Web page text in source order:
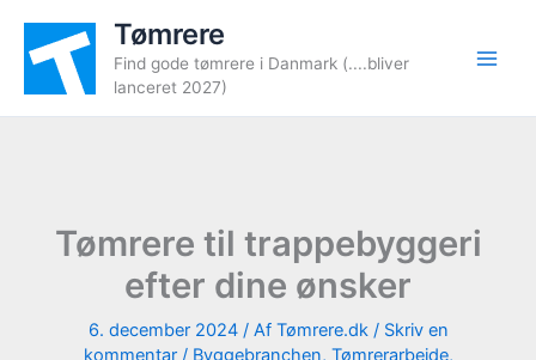
indholdet
Tømrere
Find gode tømrere i Danmark (....bliver
lanceret 2027)
Tømrere til trappebyggeri
efter dine ønsker
6. december 2024 / Af Tømrere.dk / Skriv en
kommentar / Byggebranchen, Tømrerarbejde,